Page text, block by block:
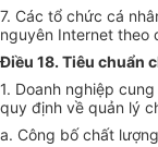
7. Các tổ chức cá
nguyên Internet theo
Điều 18. Tiêu chuẩn
1. Doanh nghiệp
quy định về quản lý
a. Công bố chất